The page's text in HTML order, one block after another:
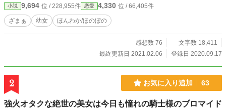
小説 9,694 位 / 228,955件 恋愛 4,330 位 / 66,405件
ざまぁ 幼女 ほんわか/ほのぼの
感想数 76
文字数 18,411
最終更新日 2021.02.06
登録日 2020.09.17
2 お気に入り追加 63
強火オタクな絶世の美女は今日も憧れの騎士様のブロマイド